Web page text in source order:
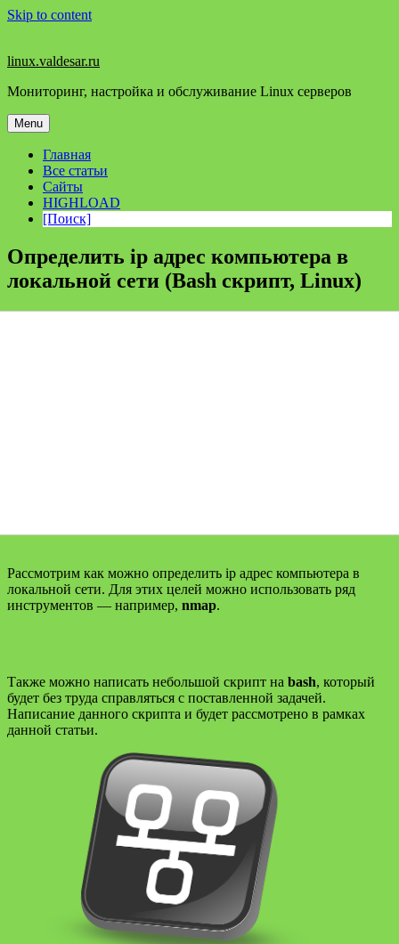
Skip to content
linux.valdesar.ru
Мониторинг, настройка и обслуживание Linux серверов
Menu
Главная
Все статьи
Сайты
HIGHLOAD
[Поиск]
Определить ip адрес компьютера в
локальной сети (Bash скрипт, Linux)
Рассмотрим как можно определить ip адрес компьютера в
локальной сети. Для этих целей можно использовать ряд
инструментов — например, nmap.
Также можно написать небольшой скрипт на bash, который
будет без труда справляться с поставленной задачей.
Написание данного скрипта и будет рассмотрено в рамках
данной статьи.